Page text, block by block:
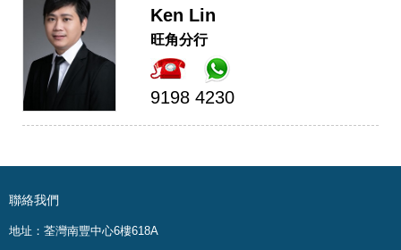
Ken Lin
旺角分行
9198 4230
聯絡我們
地址：荃灣南豐中心6樓618A